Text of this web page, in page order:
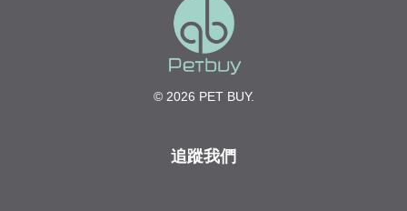
© 2026 PET BUY.
追蹤我們